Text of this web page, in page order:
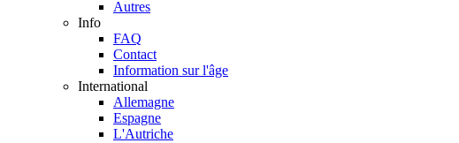
Autres
Info
FAQ
Contact
Information sur l'âge
International
Allemagne
Espagne
L'Autriche